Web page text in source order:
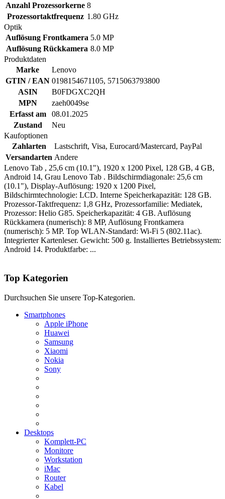
Anzahl Prozessorkerne 8
Prozessortaktfrequenz 1.80 GHz
Optik
Auflösung Frontkamera 5.0 MP
Auflösung Rückkamera 8.0 MP
Produktdaten
Marke
Lenovo
GTIN / EAN 0198154671105, 5715063793800
ASIN
B0FDGXC2QH
MPN
zaeh0049se
Erfasst am
08.01.2025
Zustand
Neu
Kaufoptionen
Zahlarten
Lastschrift, Visa, Eurocard/Mastercard, PayPal
Versandarten Andere
Lenovo Tab , 25,6 cm (10.1"), 1920 x 1200 Pixel, 128 GB, 4 GB,
Android 14, Grau Lenovo Tab . Bildschirmdiagonale: 25,6 cm
(10.1"), Display-Auflösung: 1920 x 1200 Pixel,
Bildschirmtechnologie: LCD. Interne Speicherkapazität: 128 GB.
Prozessor-Taktfrequenz: 1,8 GHz, Prozessorfamilie: Mediatek,
Prozessor: Helio G85. Speicherkapazität: 4 GB. Auflösung
Rückkamera (numerisch): 8 MP, Auflösung Frontkamera
(numerisch): 5 MP. Top WLAN-Standard: Wi-Fi 5 (802.11ac).
Integrierter Kartenleser. Gewicht: 500 g. Installiertes Betriebssystem:
Android 14. Produktfarbe: ...
Top Kategorien
Durchsuchen Sie unsere Top-Kategorien.
Smartphones
Apple iPhone
Huawei
Samsung
Xiaomi
Nokia
Sony
Desktops
Komplett-PC
Monitore
Workstation
iMac
Router
Kabel